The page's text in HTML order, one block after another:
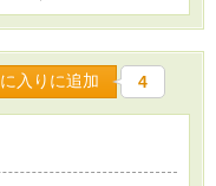
入りに追加 4